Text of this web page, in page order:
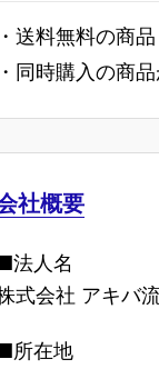
・送料無料の商
・同時購入の商
社概要
法人名
式会社 アキバ
所在地